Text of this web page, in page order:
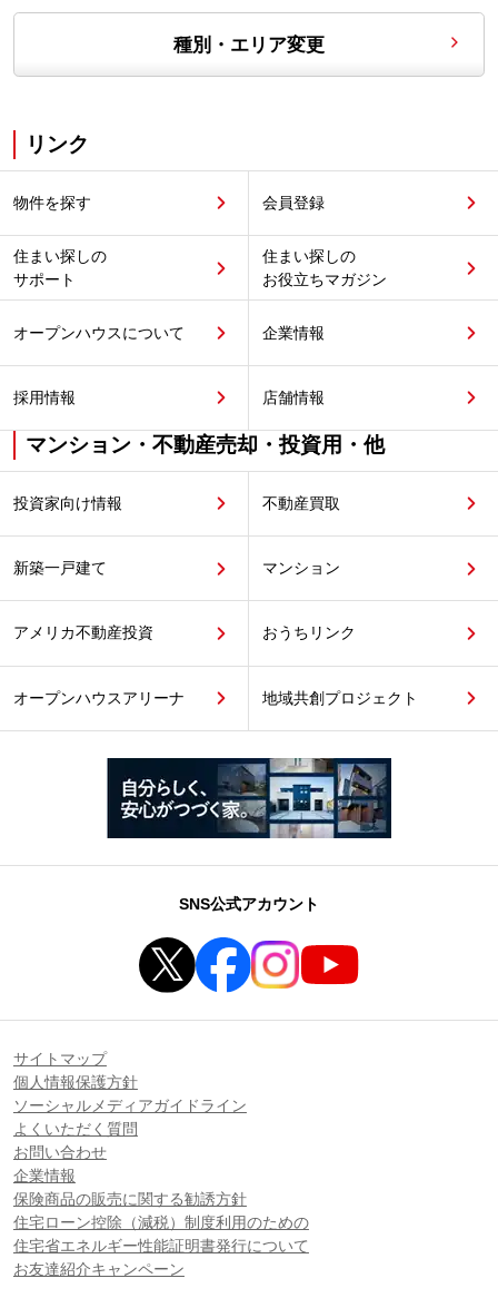
種別・エリア変更
リンク
物件を探す 会員登録
住まい探しの
サポート
住まい探しの
お役立ちマガジン
オープンハウスについて 企業情報
採用情報 店舗情報
マンション・不動産売却・投資用・他
投資家向け情報 不動産買取
新築一戸建て マンション
アメリカ不動産投資 おうちリンク
オープンハウスアリーナ 地域共創プロジェクト
SNS公式アカウント
サイトマップ
個人情報保護方針
ソーシャルメディアガイドライン
よくいただく質問
お問い合わせ
企業情報
保険商品の販売に関する勧誘方針
住宅ローン控除（減税）制度利用のための
住宅省エネルギー性能証明書発行について
お友達紹介キャンペーン